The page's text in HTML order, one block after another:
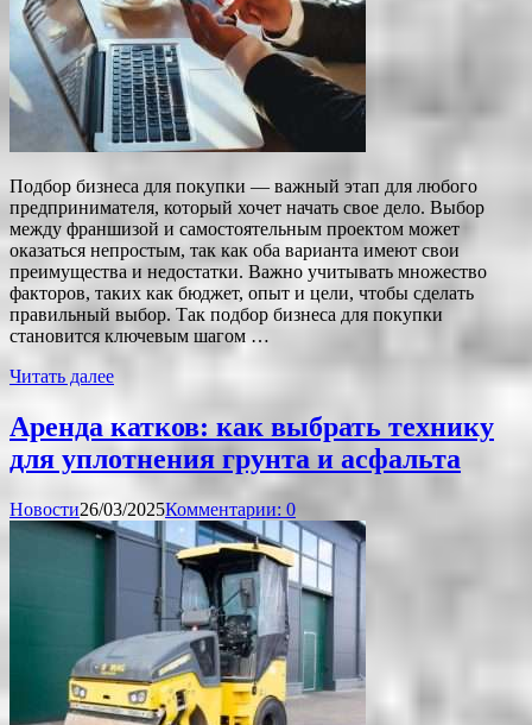
Подбор бизнеса для покупки — важный этап для любого
предпринимателя, который хочет начать свое дело. Выбор
между франшизой и самостоятельным проектом может
оказаться непростым, так как оба варианта имеют свои
преимущества и недостатки. Важно учитывать множество
факторов, таких как бюджет, опыт и цели, чтобы сделать
правильный выбор. Так подбор бизнеса для покупки
становится ключевым шагом …
Читать далее
Аренда катков: как выбрать технику
для уплотнения грунта и асфальта
Новости26/03/2025Комментарии: 0